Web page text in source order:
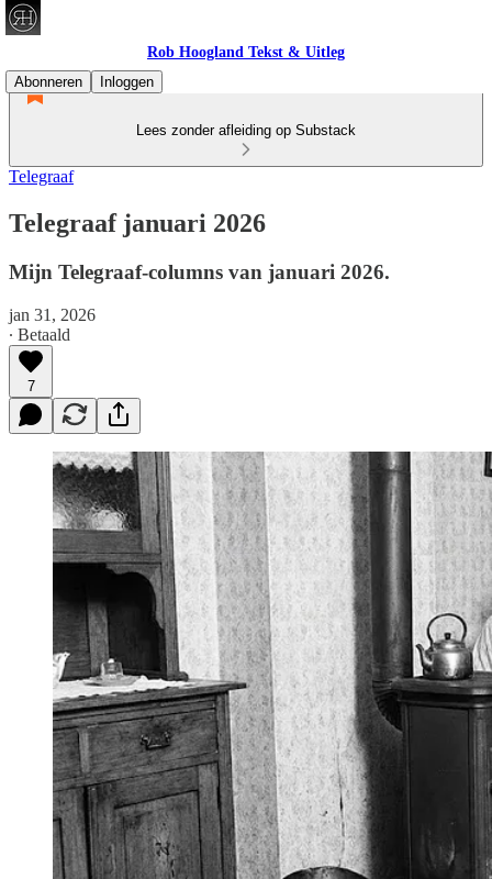
Rob Hoogland Tekst & Uitleg
Abonneren
Inloggen
Lees zonder afleiding op Substack
Telegraaf
Telegraaf januari 2026
Mijn Telegraaf-columns van januari 2026.
jan 31, 2026
∙ Betaald
7